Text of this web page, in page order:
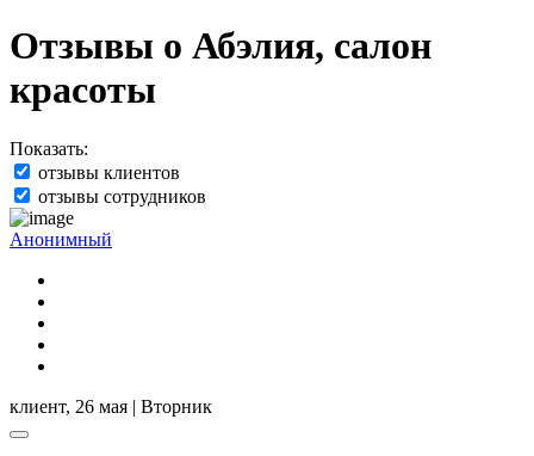
Отзывы о Абэлия, салон
красоты
Показать:
отзывы клиентов
отзывы сотрудников
Анонимный
клиент, 26 мая | Вторник